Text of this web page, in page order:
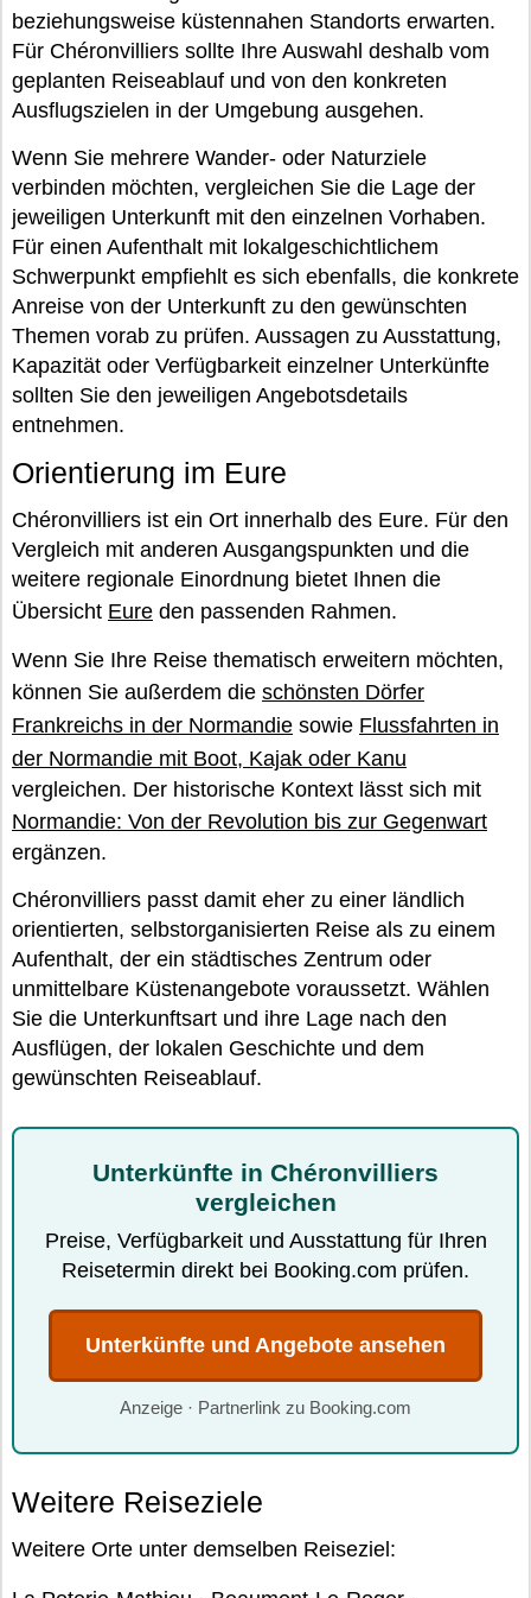
beziehungsweise küstennahen Standorts erwarten.
Für Chéronvilliers sollte Ihre Auswahl deshalb vom
geplanten Reiseablauf und von den konkreten
Ausflugszielen in der Umgebung ausgehen.
Wenn Sie mehrere Wander- oder Naturziele
verbinden möchten, vergleichen Sie die Lage der
jeweiligen Unterkunft mit den einzelnen Vorhaben.
Für einen Aufenthalt mit lokalgeschichtlichem
Schwerpunkt empfiehlt es sich ebenfalls, die konkrete
Anreise von der Unterkunft zu den gewünschten
Themen vorab zu prüfen. Aussagen zu Ausstattung,
Kapazität oder Verfügbarkeit einzelner Unterkünfte
sollten Sie den jeweiligen Angebotsdetails
entnehmen.
Orientierung im Eure
Chéronvilliers ist ein Ort innerhalb des Eure. Für den
Vergleich mit anderen Ausgangspunkten und die
weitere regionale Einordnung bietet Ihnen die
Übersicht Eure den passenden Rahmen.
Wenn Sie Ihre Reise thematisch erweitern möchten,
können Sie außerdem die schönsten Dörfer
Frankreichs in der Normandie sowie Flussfahrten in
der Normandie mit Boot, Kajak oder Kanu
vergleichen. Der historische Kontext lässt sich mit
Normandie: Von der Revolution bis zur Gegenwart
ergänzen.
Chéronvilliers passt damit eher zu einer ländlich
orientierten, selbstorganisierten Reise als zu einem
Aufenthalt, der ein städtisches Zentrum oder
unmittelbare Küstenangebote voraussetzt. Wählen
Sie die Unterkunftsart und ihre Lage nach den
Ausflügen, der lokalen Geschichte und dem
gewünschten Reiseablauf.
Unterkünfte in Chéronvilliers
vergleichen
Preise, Verfügbarkeit und Ausstattung für Ihren
Reisetermin direkt bei Booking.com prüfen.
Unterkünfte und Angebote ansehen
Anzeige · Partnerlink zu Booking.com
Weitere Reiseziele
Weitere Orte unter demselben Reiseziel: